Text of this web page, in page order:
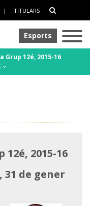
| TITULARS
Esports
Grup 12é, 2015-16
2015-16
de gener